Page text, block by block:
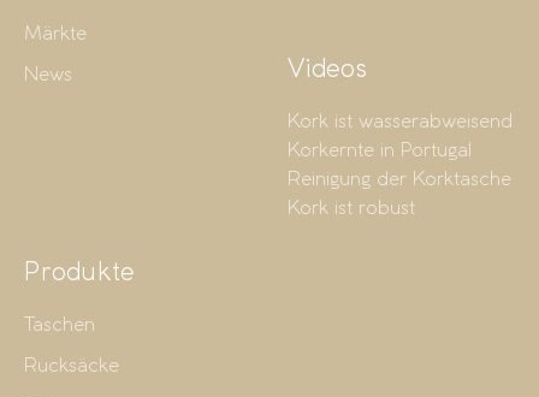
Märkte
News Videos
Kork ist wasserabweisend
Korkernte in Portugal
Reinigung der Korktasche
Kork ist robust
Produkte
Taschen
Rucksäcke